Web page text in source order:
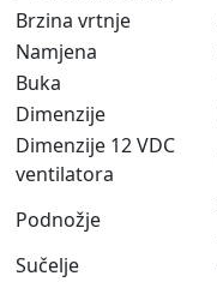
Brzina vrtnje
Namjena
Buka
Dimenzije
Dimenzije 12 VDC
ventilatora
Podnožje
Sučelje